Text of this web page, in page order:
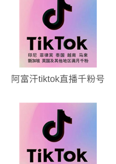
阿富汗tiktok直播千粉号